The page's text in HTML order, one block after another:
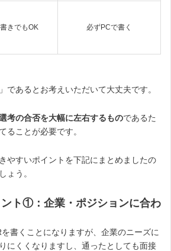
きでもOK 必ずPCで書く
であるとお考えいただいて大丈夫です。
考の合否を大幅に左右するものであるた
ることが必要です。
やすいポイントを下記にまとめましたの
ょう。
ト①：企業・ポジションに合わ
書くことになりますが、企業のニーズに
にくくなりますし、通ったとしても面接